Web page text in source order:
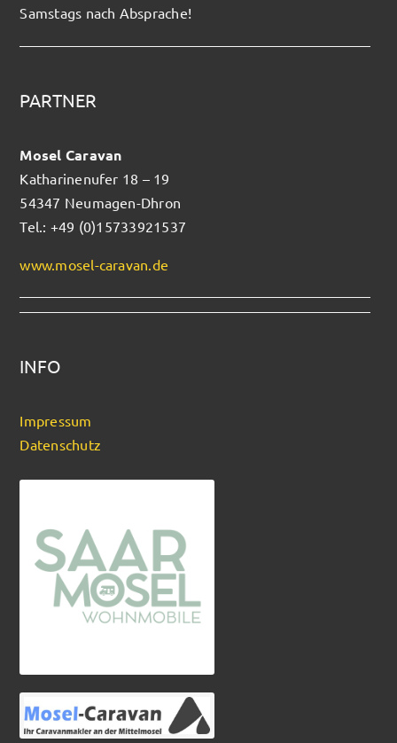
Samstags nach Absprache!
PARTNER
Mosel Caravan
Katharinenufer 18 – 19
54347 Neumagen-Dhron
Tel.: +49 (0)15733921537
www.mosel-caravan.de
INFO
Impressum
Datenschutz